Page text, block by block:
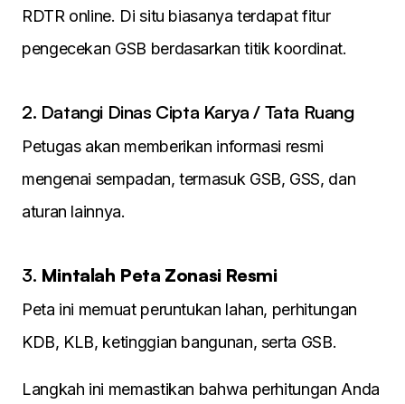
RDTR online. Di situ biasanya terdapat fitur
pengecekan GSB berdasarkan titik koordinat.
2. Datangi Dinas Cipta Karya / Tata Ruang
Petugas akan memberikan informasi resmi
mengenai sempadan, termasuk GSB, GSS, dan
aturan lainnya.
3. Mintalah Peta Zonasi Resmi
Peta ini memuat peruntukan lahan, perhitungan
KDB, KLB, ketinggian bangunan, serta GSB.
Langkah ini memastikan bahwa perhitungan Anda